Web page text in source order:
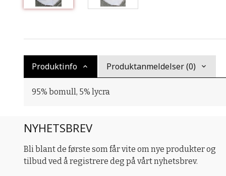
Produktinfo Produktanmeldelser (0)
95% bomull, 5% lycra
NYHETSBREV
Bli blant de første som får vite om nye produkter og
tilbud ved å registrere deg på vårt nyhetsbrev.